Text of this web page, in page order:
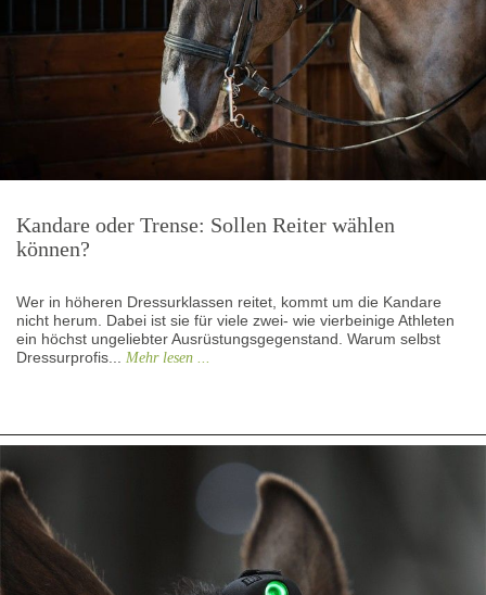
Kandare oder Trense: Sollen Reiter wählen
können?
Wer in höheren Dressurklassen reitet, kommt um die Kandare
nicht herum. Dabei ist sie für viele zwei- wie vierbeinige Athleten
ein höchst ungeliebter Ausrüstungsgegenstand. Warum selbst
Dressurprofis... Mehr lesen ...